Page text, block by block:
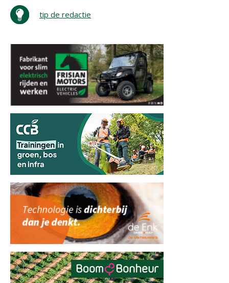
tip de redactie